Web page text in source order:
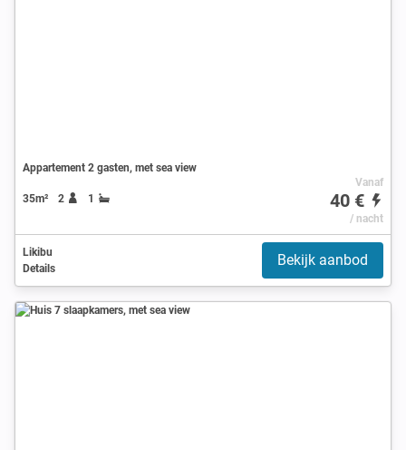
Appartement 2 gasten, met sea view
35m² 2 1
Vanaf
40 €
/ nacht
Likibu
Details
Bekijk aanbod